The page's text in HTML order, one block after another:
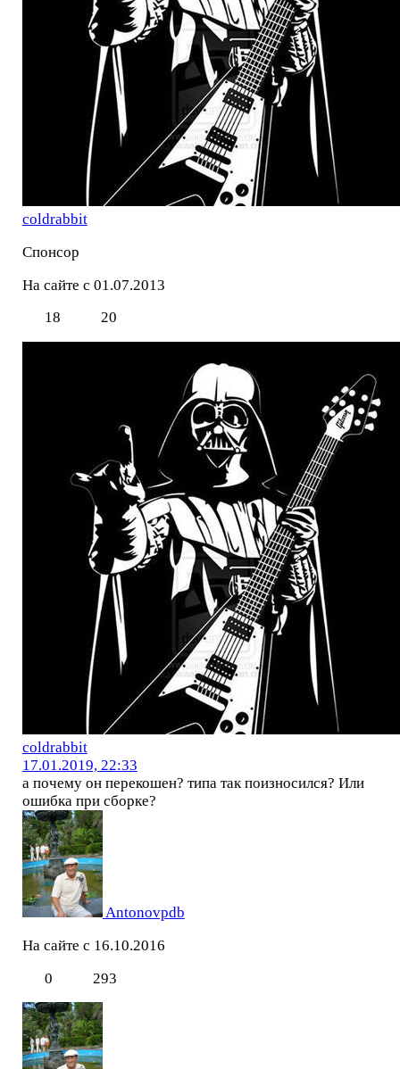
coldrabbit
Спонсор
На сайте с 01.07.2013
18
20
coldrabbit
17.01.2019, 22:33
а почему он перекошен? типа так поизносился? Или
ошибка при сборке?
Antonovpdb
На сайте с 16.10.2016
0
293